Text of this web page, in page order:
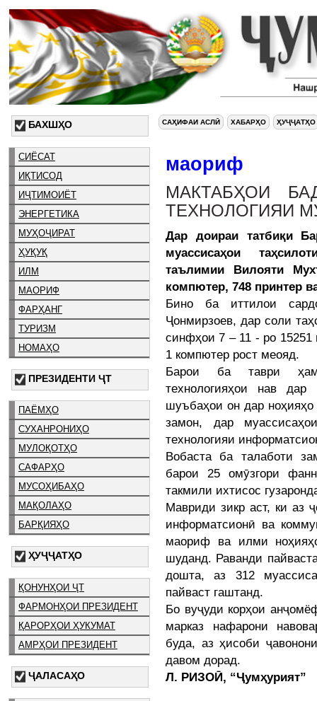
БАХШҲО
СИЁСАТ
ИҚТИСОД
ИҶТИМОИЁТ
ЭНЕРГЕТИКА
МУҲОҶИРАТ
ҲУҚУҚ
ИЛМ
МАОРИФ
ФАРҲАНГ
ТУРИЗМ
НОМАҲО
ПРЕЗИДЕНТИ ҶТ
ПАЁМҲО
СУХАНРОНИҲО
МУЛОҚОТҲО
САФАРҲО
МУСОҲИБАҲО
МАҚОЛАҲО
БАРҚИЯҲО
ҲУҶҶАТҲО
ҚОНУНҲОИ ҶТ
ФАРМОНҲОИ ПРЕЗИДЕНТ
ҚАРОРҲОИ ҲУКУМАТ
АМРҲОИ ПРЕЗИДЕНТ
ҶАЛАСАҲО
САҲИФАИ АСЛӢ ХАБАРҲО ҲУҶҶАТҲО
маориф
МАКТАБҲОИ
ТЕХНОЛОГИЯИ
Дар доираи татбиқи
муассисаҳои
таълимии Вилояти
компютер, 748 принтер
Бино ба иттилои
Ҷонмирзоев, дар соли
синфҳои 7 – 11 - ро
1 компютер рост меояд.
Барои ба таври
технологияҳои нав
шуъбаҳои он дар ноҳияҳо
замон, дар
технологияи
Вобаста ба талаботи
барои 25 омӯзгори
такмили ихтисос
Мавриди зикр аст, ки аз
информатсионӣ ва
маориф ва илми
шуданд. Раванди
дошта, аз 312
пайваст гаштанд.
Бо вуҷуди корҳои
марказ нафарони
буда, аз ҳисоби
давом дорад.
Л. РИЗОӢ, “Ҷумҳурият”